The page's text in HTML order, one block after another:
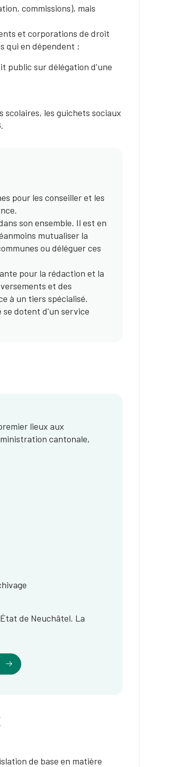
commissions), mais
et corporations de droit
qui en dépendent ;
public sur délégation d'une
scolaires, les guichets sociaux
pour les conseiller et les
son ensemble. Il est en
mutualiser la
ou déléguer ces
pour la rédaction et la
et des
à un tiers spécialisé.
se dotent d'un service
lieux aux
cantonale,
de Neuchâtel. La
de base en matière